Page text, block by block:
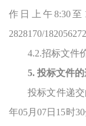
作日上午8:30至
2828170/
4.2.招标文件
5. 投标文件
投标文件递
年05月07日 15时30